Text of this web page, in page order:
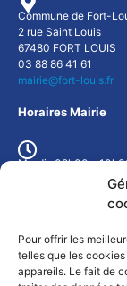
Pour offrir les
telles que les
appareils. Le fait de
Commune de Fort-
2 rue Saint Louis
67480 FORT LOUIS
03 88 86 41 61
mairie@fort-louis.fr
Horaires Mairie
Mardi : 09h00 -
Mercredi : 9h00 -
ou sur rendez-vous
Météo Fort-Louis